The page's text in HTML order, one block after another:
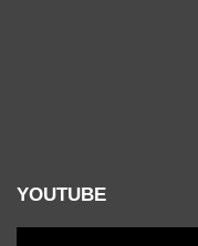
YOUTUBE